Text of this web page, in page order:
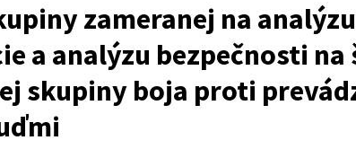
zameranej na
a analýzu bezpečnosti
skupiny boja proti